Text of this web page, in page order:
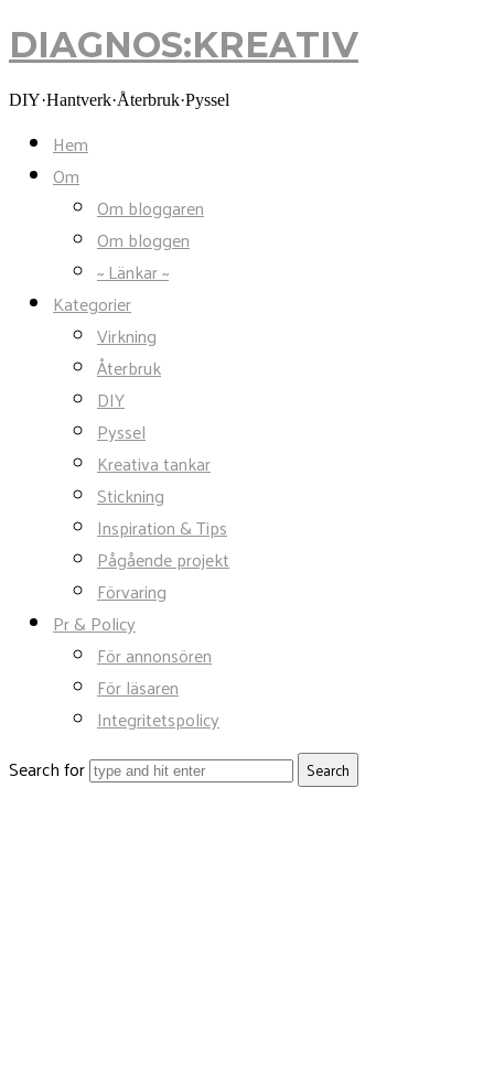
DIAGNOS:KREATIV
DIAGNOS:KREATIV
DIY·Hantverk·Återbruk·Pyssel
Hem
Om
Om bloggaren
Om bloggen
~ Länkar ~
Kategorier
Virkning
Återbruk
DIY
Pyssel
Kreativa tankar
Stickning
Inspiration & Tips
Pågående projekt
Förvaring
Pr & Policy
För annonsören
För läsaren
Integritetspolicy
Search for